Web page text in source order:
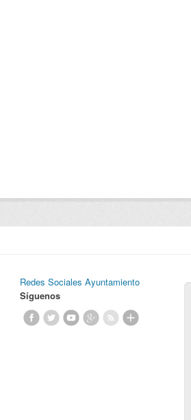
Redes Sociales Ayuntamiento
Síguenos